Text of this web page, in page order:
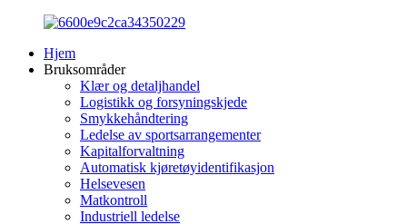
Hjem
Bruksområder
Klær og detaljhandel
Logistikk og forsyningskjede
Smykkehåndtering
Ledelse av sportsarrangementer
Kapitalforvaltning
Automatisk kjøretøyidentifikasjon
Helsevesen
Matkontroll
Industriell ledelse